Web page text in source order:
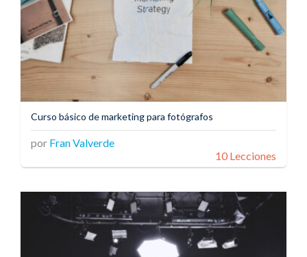
Curso básico de marketing para fotógrafos
por Fran Valverde
10 Lecciones